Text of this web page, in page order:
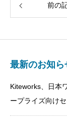
前の
最新のお知ら
Kiteworks、日本
ープライズ向け